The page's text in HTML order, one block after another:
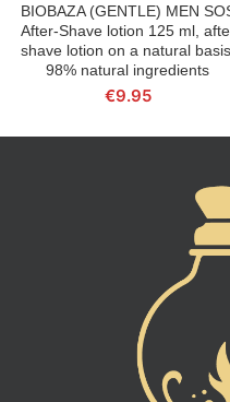
BIOBAZA (GENTLE) MEN
After-Shave lotion 125 ml,
shave lotion on a natural basis,
98% natural ingredients
€9.95